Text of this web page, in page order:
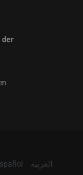
der
العربية